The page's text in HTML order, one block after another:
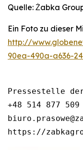
Quelle: Żabka
Ein Foto zu dieser
http://
90ea-490a-a636-
Pressestelle
+48 514 877 509
https://